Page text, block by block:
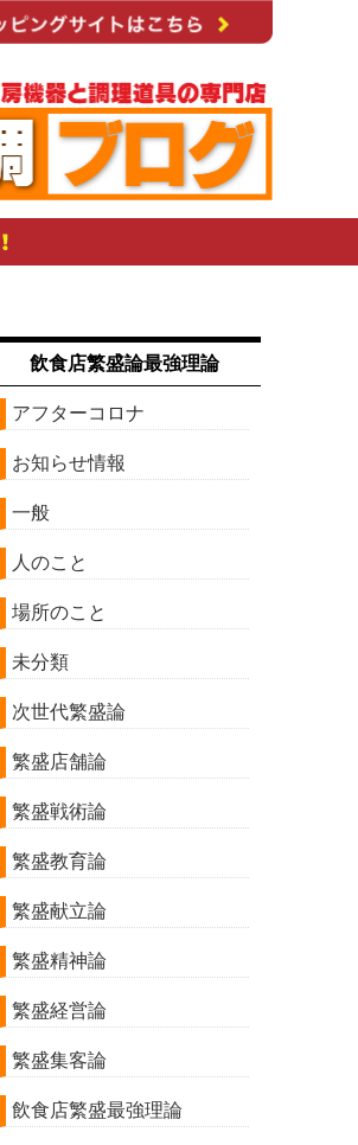
飲食店繁盛論最強理論
アフターコロナ
お知らせ情報
一般
人のこと
場所のこと
未分類
次世代繁盛論
繁盛店舗論
繁盛戦術論
繁盛教育論
繁盛献立論
繁盛精神論
繁盛経営論
繁盛集客論
飲食店繁盛最強理論